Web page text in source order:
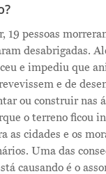
19 pessoas
desabrigadas.
e impediu que
e de
ou construir nas
o terreno ficou
as cidades e os
Uma das
causando é o